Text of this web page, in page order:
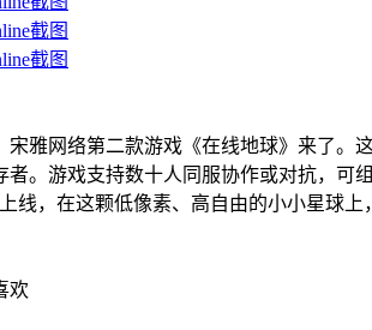
宋雅网络第二款游戏《在线地球》来了。
者。游戏支持数十人同服协作或对抗，可
线，在这颗低像素、高自由的小小星球上
欢